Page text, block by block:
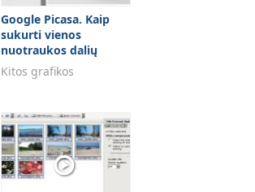
Google Picasa. Kaip
sukurti vienos
nuotraukos dalių
koliažą
Kitos grafikos